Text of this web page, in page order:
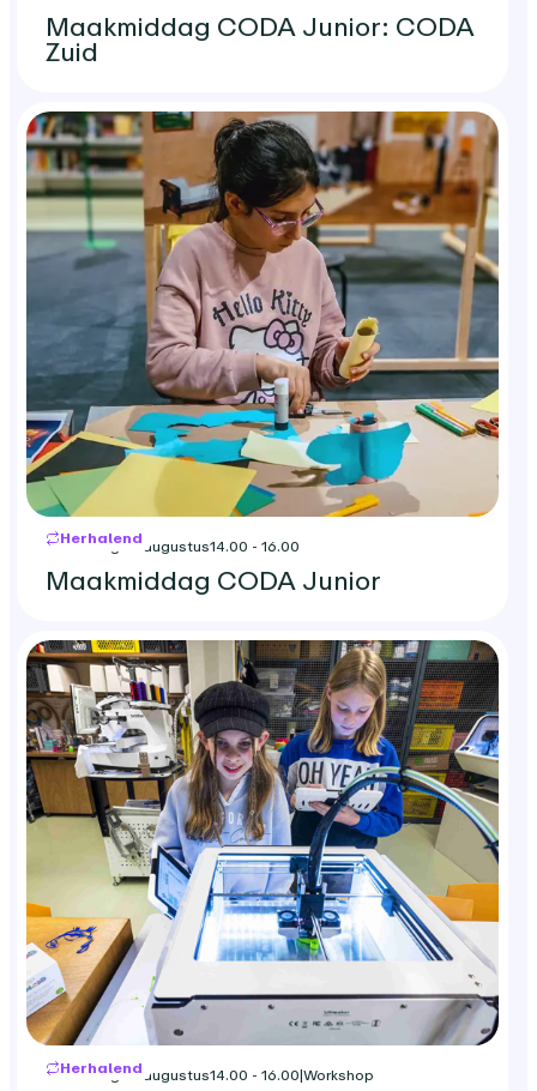
Maakmiddag CODA Junior: CODA
Zuid
Herhalend
woensdag 19 augustus14.00 - 16.00
Maakmiddag CODA Junior
Herhalend
woensdag 19 augustus14.00 - 16.00|Workshop